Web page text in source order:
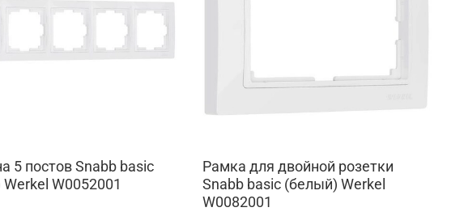
5 постов Snabb basic
W0052001
Рамка для двойной розетки
Snabb basic (белый) Werkel
W0082001